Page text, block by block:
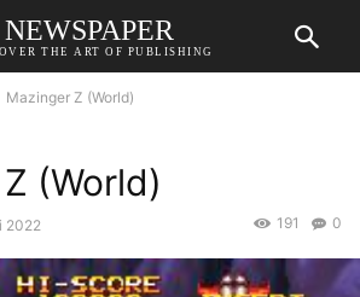
NEWSPAPER
THE ART OF PUBLISHING
Mazinger Z (World)
(World)
2022 0
191